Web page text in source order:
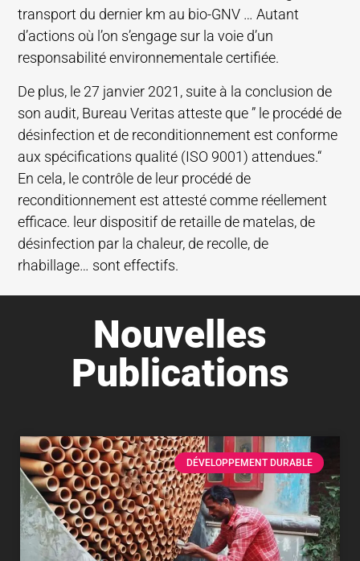
transport du dernier km au bio-GNV … Autant
d’actions où l’on s’engage sur la voie d’un
responsabilité environnementale certifiée.
De plus, le 27 janvier 2021, suite à la conclusion de
son audit, Bureau Veritas atteste que ” le procédé de
désinfection et de reconditionnement est conforme
aux spécifications qualité (ISO 9001) attendues.“
En cela, le contrôle de leur procédé de
reconditionnement est attesté comme réellement
efficace. leur dispositif de retaille de matelas, de
désinfection par la chaleur, de recolle, de
rhabillage… sont effectifs.
Nouvelles
Publications
DÉVELOPPEMENT DURABLE